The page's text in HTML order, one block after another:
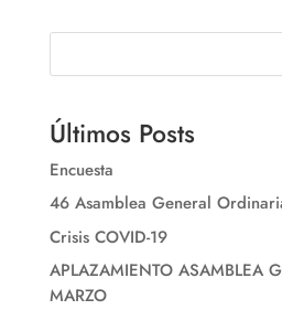
Últimos Posts
Encuesta
46 Asamblea General
Crisis COVID-19
APLAZAMIENTO ASAMBLEA
MARZO